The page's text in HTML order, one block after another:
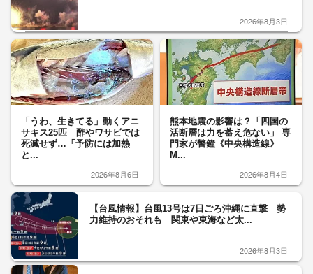
2026年8月3日
「うわ、生きてる」動くアニ
サキス25匹 酢やワサビでは
死滅せず…「予防には加熱
と...
2026年8月6日
熊本地震の影響は？「四国の
活断層は力を蓄え危ない」 専
門家が警鐘《中央構造線》
M...
2026年8月4日
【台風情報】台風13号は7日ごろ沖縄に直撃 勢
力維持のおそれも 関東や東海など太...
2026年8月3日